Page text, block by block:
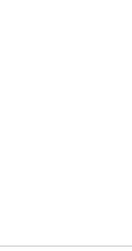
til at trykke
trække dit
af venstre
Handelsbetingelser